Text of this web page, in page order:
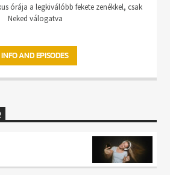
órája a legkiválóbb fekete zenékkel, csak
Neked válogatva
INFO AND EPISODES